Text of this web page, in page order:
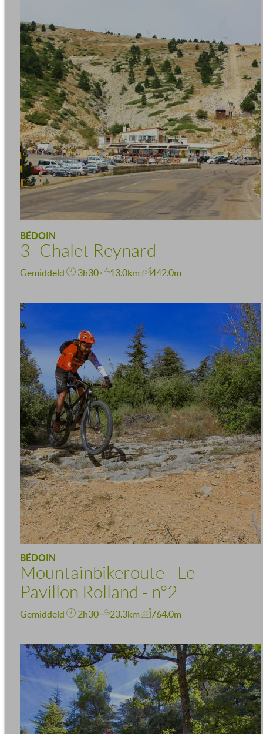
BÉDOIN
3- Chalet Reynard
Gemiddeld 3h30 13.0km 442.0m
BÉDOIN
Mountainbikeroute - Le
Pavillon Rolland - n°2
Gemiddeld 2h30 23.3km 764.0m